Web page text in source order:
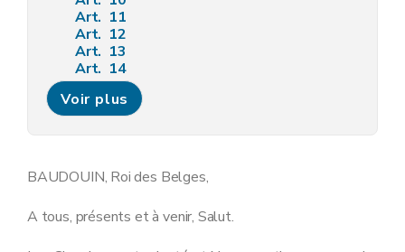
Art. 11
Art. 12
Art. 13
Art. 14
Art. 15
Art. 16
Art. 17
Art. 20
Art. 21
Art. 22
Section 2 Du fonctionnement du conseil de l'aide sociale
Voir plus
BAUDOUIN, Roi des Belges,
A tous, présents et à venir, Salut.